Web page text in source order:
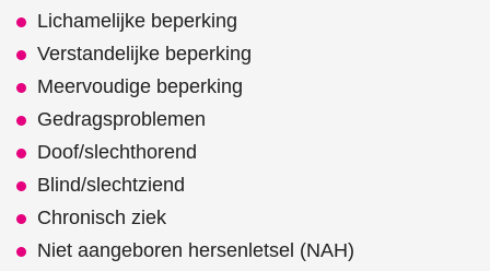
Lichamelijke beperking
Verstandelijke beperking
Meervoudige beperking
Gedragsproblemen
Doof/slechthorend
Blind/slechtziend
Chronisch ziek
Niet aangeboren hersenletsel (NAH)